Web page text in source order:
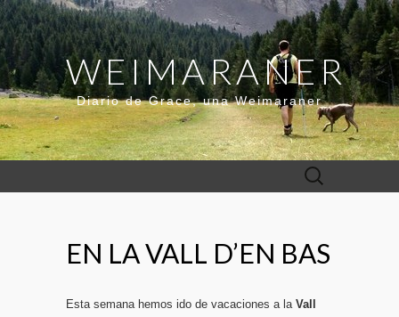
WEIMARANER
Diario de Grace, una Weimaraner
Buscar:
EN LA VALL D’EN BAS
Esta semana hemos ido de vacaciones a la Vall